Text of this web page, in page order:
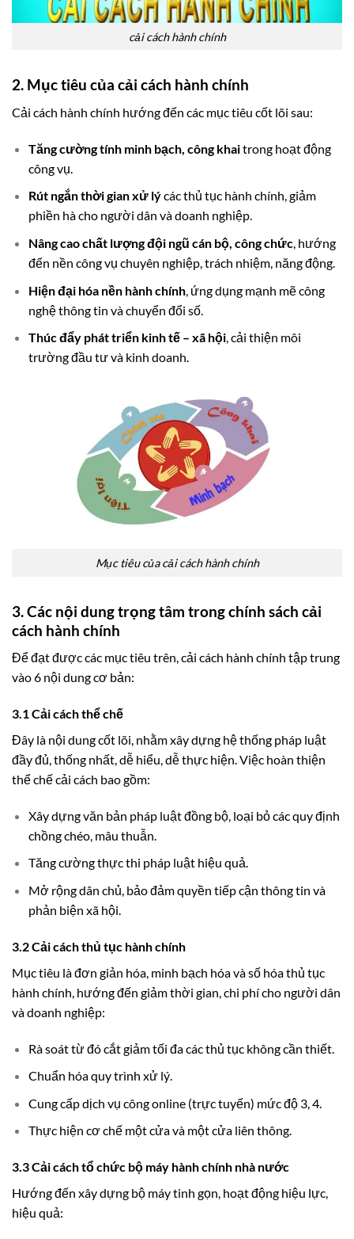
cải cách hành chính
2. Mục tiêu của cải cách hành chính
Cải cách hành chính hướng đến các mục tiêu cốt lõi sau:
Tăng cường tính minh bạch, công khaitrong hoạt động
công vụ.
Rút ngắn thời gian xử lýcác thủ tục hành chính, giảm
phiền hà cho người dân và doanh nghiệp.
Nâng cao chất lượng đội ngũ cán bộ, công chức, hướng
đến nền công vụ chuyên nghiệp, trách nhiệm, năng động.
Hiện đại hóa nền hành chính, ứng dụng mạnh mẽ công
nghệ thông tin và chuyển đổi số.
Thúc đẩy phát triển kinh tế – xã hội, cải thiện môi
trường đầu tư và kinh doanh.
Mục tiêu của cải cách hành chính
3. Các nội dung trọng tâm trong chính sách cải
cách hành chính
Để đạt được các mục tiêu trên, cải cách hành chính tập trung
vào 6 nội dung cơ bản:
3.1 Cải cách thể chế
Đây là nội dung cốt lõi, nhằm xây dựng hệ thống pháp luật
đầy đủ, thống nhất, dễ hiểu, dễ thực hiện. Việc hoàn thiện
thể chế cải cách bao gồm:
Xây dựng văn bản pháp luật đồng bộ, loại bỏ các quy định
chồng chéo, mâu thuẫn.
Tăng cường thực thi pháp luật hiệu quả.
Mở rộng dân chủ, bảo đảm quyền tiếp cận thông tin và
phản biện xã hội.
3.2 Cải cách thủ tục hành chính
Mục tiêu là đơn giản hóa, minh bạch hóa và số hóa thủ tục
hành chính, hướng đến giảm thời gian, chi phí cho người dân
và doanh nghiệp:
Rà soát từ đó cắt giảm tối đa các thủ tục không cần thiết.
Chuẩn hóa quy trình xử lý.
Cung cấp dịch vụ công online (trực tuyến) mức độ 3, 4.
Thực hiện cơ chế một cửa và một cửa liên thông.
3.3 Cải cách tổ chức bộ máy hành chính nhà nước
Hướng đến xây dựng bộ máy tinh gọn, hoạt động hiệu lực,
hiệu quả: